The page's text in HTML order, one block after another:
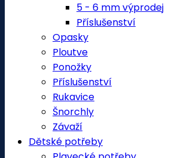
5 - 6 mm výprodej
Příslušenství
Opasky
Ploutve
Ponožky
Příslušenství
Rukavice
Šnorchly
Závaží
Dětské potřeby